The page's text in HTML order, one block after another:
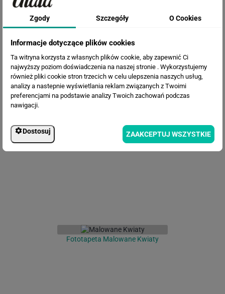
malarstwo
Fototapeta Malowane Kwiaty
Zgody Szczegóły O Cookies
Informacje dotyczące plików cookies
Ta witryna korzysta z własnych plików cookie, aby zapewnić Ci
najwyższy poziom doświadczenia na naszej stronie . Wykorzystujemy
również pliki cookie stron trzecich w celu ulepszenia naszych usług,
analizy a nastepnie wyświetlania reklam związanych z Twoimi
preferencjami na podstawie analizy Twoich zachowań podczas
nawigacji.
Dostosuj ZAAKCEPTUJ WSZYSTKIE